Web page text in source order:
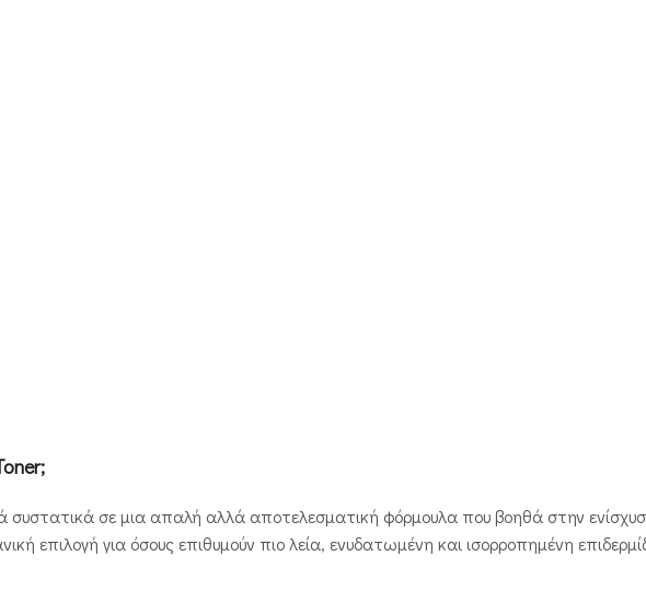
συστατικά σε μια απαλή αλλά αποτελεσματική φόρμουλα που βοηθά στην
επιλογή για όσους επιθυμούν πιο λεία, ενυδατωμένη και ισορροπημένη